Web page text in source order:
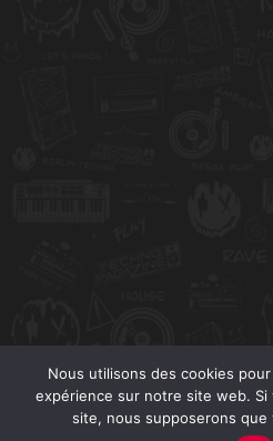
Nous utilisons des cookies
expérience sur notre site web.
site, nous supposerons